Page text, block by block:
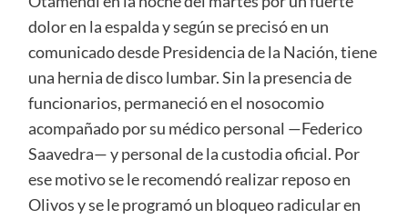
dolor en la espalda y según se precisó en un
comunicado desde Presidencia de la Nación, tiene
una hernia de disco lumbar. Sin la presencia de
funcionarios, permaneció en el nosocomio
acompañado por su médico personal —Federico
Saavedra— y personal de la custodia oficial. Por
ese motivo se le recomendó realizar reposo en
Olivos y se le programó un bloqueo radicular en